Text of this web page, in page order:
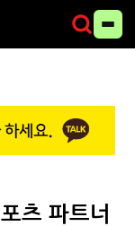
츠 파트너